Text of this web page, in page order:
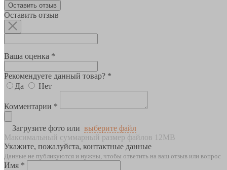
Оставить отзыв
Оставить отзыв
Ваша оценка *
Рекомендуете данный товар? *
Да
Нет
Комментарии *
Загрузите фото или выберите файл
Максимальный суммарный размер файлов 12MB
Укажите, пожалуйста, контактные данные
Данные не публикуются и нужны, чтобы ответить на ваш отзыв или вопрос
Имя *